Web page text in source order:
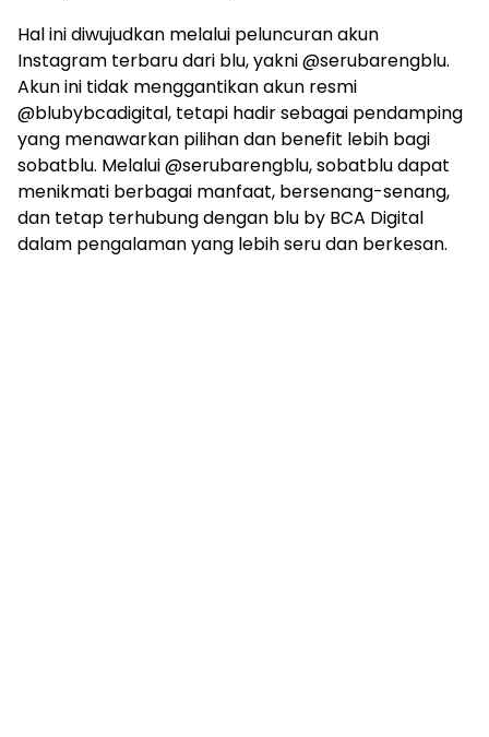
Hal ini diwujudkan melalui peluncuran akun
Instagram terbaru dari blu, yakni @serubarengblu.
Akun ini tidak menggantikan akun resmi
@blubybcadigital, tetapi hadir sebagai pendamping
yang menawarkan pilihan dan benefit lebih bagi
sobatblu. Melalui @serubarengblu, sobatblu dapat
menikmati berbagai manfaat, bersenang-senang,
dan tetap terhubung dengan blu by BCA Digital
dalam pengalaman yang lebih seru dan berkesan.